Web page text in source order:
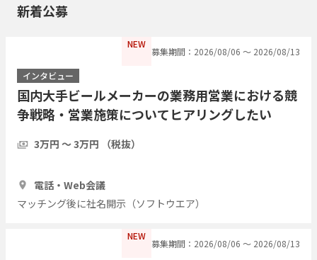
新着公募
NEW
募集期間：2026/08/06 〜 2026/08/13
インタビュー
国内大手ビールメーカーの業務用営業における競
争戦略・営業施策についてヒアリングしたい
3万円 〜 3万円 （税抜）
電話・Web会議
マッチング後に社名開示（ソフトウエア）
NEW
募集期間：2026/08/06 〜 2026/08/13